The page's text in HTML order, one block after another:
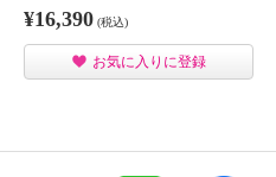
¥16,390 (税込)
お気に入りに登録